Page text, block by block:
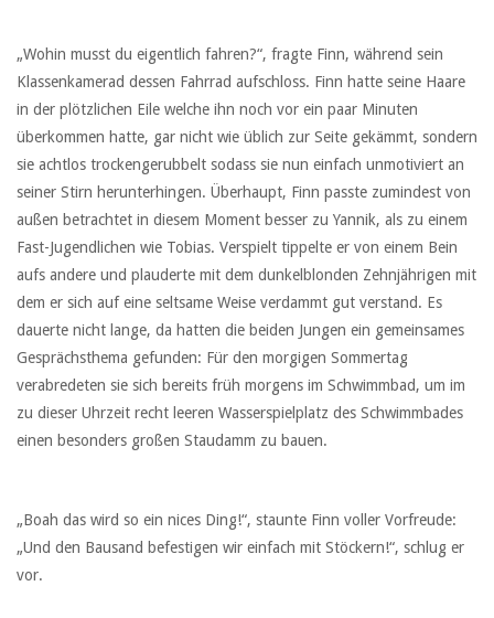
„Wohin musst du eigentlich fahren?“, fragte Finn, während sein
Klassenkamerad dessen Fahrrad aufschloss. Finn hatte seine Haare
in der plötzlichen Eile welche ihn noch vor ein paar Minuten
überkommen hatte, gar nicht wie üblich zur Seite gekämmt, sondern
sie achtlos trockengerubbelt sodass sie nun einfach unmotiviert an
seiner Stirn herunterhingen. Überhaupt, Finn passte zumindest von
außen betrachtet in diesem Moment besser zu Yannik, als zu einem
Fast-Jugendlichen wie Tobias. Verspielt tippelte er von einem Bein
aufs andere und plauderte mit dem dunkelblonden Zehnjährigen mit
dem er sich auf eine seltsame Weise verdammt gut verstand. Es
dauerte nicht lange, da hatten die beiden Jungen ein gemeinsames
Gesprächsthema gefunden: Für den morgigen Sommertag
verabredeten sie sich bereits früh morgens im Schwimmbad, um im
zu dieser Uhrzeit recht leeren Wasserspielplatz des Schwimmbades
einen besonders großen Staudamm zu bauen.
„Boah das wird so ein nices Ding!“, staunte Finn voller Vorfreude:
„Und den Bausand befestigen wir einfach mit Stöckern!“, schlug er
vor.